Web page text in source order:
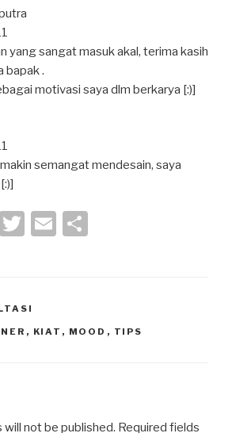
yang sangat masuk akal, terima kasih
bapak .
motivasi saya dlm berkarya [:)]
semangat mendesain, saya
Li
T
er
E
, KIAT , MOOD , TIPS
will not be published. Required fields